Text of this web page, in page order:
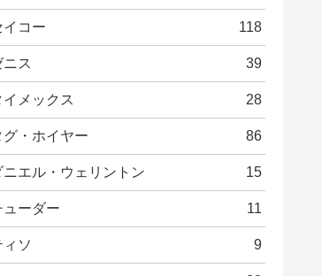
イコー 118
ニス 39
イメックス 28
グ・ホイヤー 86
ニエル・ウェリントン 15
ューダー 11
ィソ 9